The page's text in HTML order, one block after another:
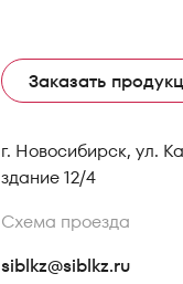
Заказать
г. Новосибирск, ул.
здание 12/4
Схема проезда
siblkz@siblkz.ru